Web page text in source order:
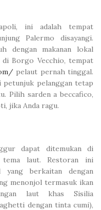
ini adalah tempat
Palermo disayangi.
dengan makanan lokal
di Borgo Vecchio, tempat
pelaut pernah tinggal.
petunjuk pelanggan tetap
Pilih sarden a beccafico,
jika Anda ragu.
dapat ditemukan di
laut. Restoran ini
yang berkaitan dengan
menonjol termasuk ikan
laut khas Sisilia
dengan tinta cumi),